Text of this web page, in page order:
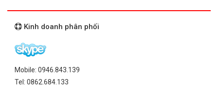
Kinh doanh phân phối
Mobile: 0946.843.139
Tel: 0862.684.133